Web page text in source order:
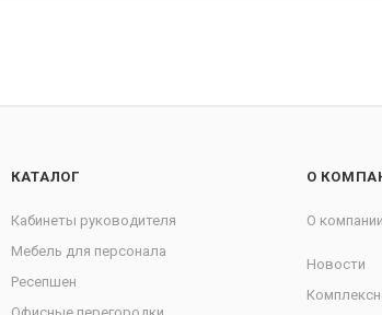
КАТАЛОГ
Кабинеты руководителя
Мебель для персонала
Ресепшен
О
О компании
Новости